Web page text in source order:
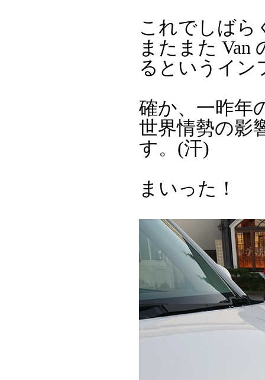
これでしばら
またまた Van
るというイン
確か、一昨年
世界情勢の影
す。(汗)
まいった！